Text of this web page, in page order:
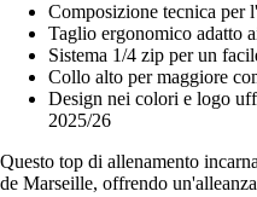
Composizione tecnica per
Taglio ergonomico adatto
Sistema 1/4 zip per un
Collo alto per maggiore
Design nei colori e logo
2025/26
Questo top di allenamento
de Marseille, offrendo